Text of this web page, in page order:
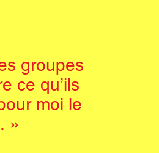
groupes
ce qu’ils
moi le
»